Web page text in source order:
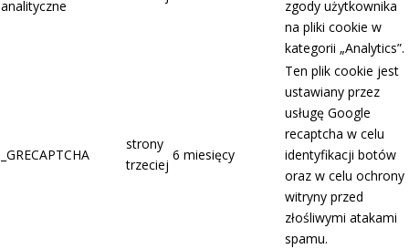
analityczne
zgody użytkownika
na pliki cookie w
kategorii „Analytics”.
_GRECAPTCHA
strony
trzeciej
6 miesięcy
Ten plik cookie jest
ustawiany przez
usługę Google
recaptcha w celu
identyfikacji botów
oraz w celu ochrony
witryny przed
złośliwymi atakami
spamu.